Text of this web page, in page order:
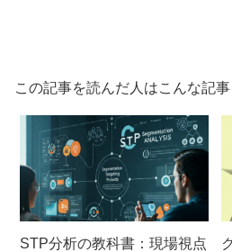
この記事を読んだ人はこんな記
STP分析の教科書：現場視点